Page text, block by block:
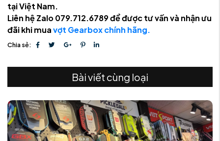
tại Việt Nam.
Liên hệ Zalo 079.712.6789 để được tư vấn và nhận ưu
đãi khi muavợt Gearbox chính hãng.
Chia sẻ:
Bài viết cùng loại